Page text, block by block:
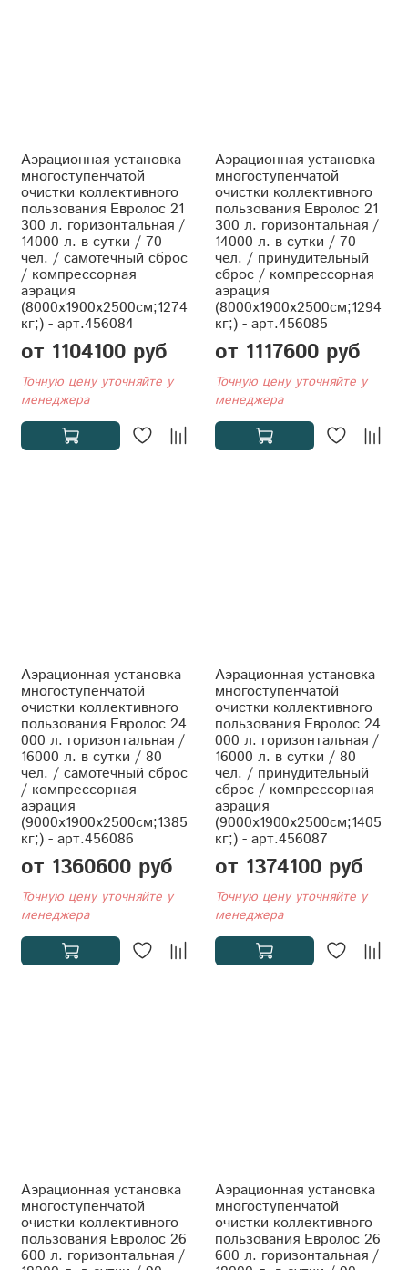
Аэрационная установка
многоступенчатой
очистки коллективного
пользования Евролос 21
300 л. горизонтальная /
14000 л. в сутки / 70
чел. / самотечный сброс
/ компрессорная
аэрация
(8000x1900x2500см;1274
кг;) - арт.456084
от 1104100 руб
Точную цену уточняйте у
менеджера
Аэрационная установка
многоступенчатой
очистки коллективного
пользования Евролос 21
300 л. горизонтальная /
14000 л. в сутки / 70
чел. / принудительный
сброс / компрессорная
аэрация
(8000x1900x2500см;1294
кг;) - арт.456085
от 1117600 руб
Точную цену уточняйте у
менеджера
Аэрационная установка
многоступенчатой
очистки коллективного
пользования Евролос 24
000 л. горизонтальная /
16000 л. в сутки / 80
чел. / самотечный сброс
/ компрессорная
аэрация
(9000x1900x2500см;1385
кг;) - арт.456086
от 1360600 руб
Точную цену уточняйте у
менеджера
Аэрационная установка
многоступенчатой
очистки коллективного
пользования Евролос 24
000 л. горизонтальная /
16000 л. в сутки / 80
чел. / принудительный
сброс / компрессорная
аэрация
(9000x1900x2500см;1405
кг;) - арт.456087
от 1374100 руб
Точную цену уточняйте у
менеджера
Аэрационная установка
многоступенчатой
очистки коллективного
пользования Евролос 26
600 л. горизонтальная /
Аэрационная установка
многоступенчатой
очистки коллективного
пользования Евролос 26
600 л. горизонтальная /